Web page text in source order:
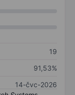
19
91,53%
14-čvc-2026